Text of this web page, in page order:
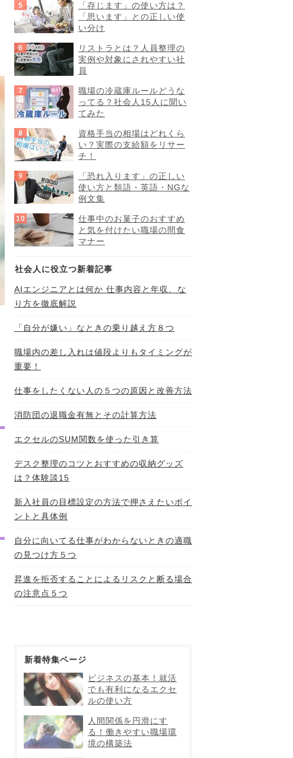
「存じます」の使い方は？
「思います」との正しい使
い分け
リストラとは？人員整理の
実例や対象にされやすい社
員
職場の冷蔵庫ルールどうな
ってる？社会人15人に聞い
てみた
資格手当の相場はどれくら
い？実際の支給額をリサー
チ！
「恐れ入ります」の正しい
使い方と類語・英語・NGな
例文集
仕事中のお菓子のおすすめ
と気を付けたい職場の間食
マナー
社会人に役立つ新着記事
AIエンジニアとは何か 仕事内容と年収、な
り方を徹底解説
「自分が嫌い」なときの乗り越え方８つ
職場内の差し入れは値段よりもタイミングが
重要！
仕事をしたくない人の５つの原因と改善方法
消防団の退職金有無とその計算方法
エクセルのSUM関数を使った引き算
デスク整理のコツとおすすめの収納グッズ
は？体験談15
新入社員の目標設定の方法で押さえたいポイ
ントと具体例
自分に向いてる仕事がわからないときの適職
の見つけ方５つ
昇進を拒否することによるリスクと断る場合
の注意点５つ
新着特集ページ
ビジネスの基本！就活
でも有利になるエクセ
ルの使い方
人間関係を円滑にす
る！働きやすい職場環
境の構築法